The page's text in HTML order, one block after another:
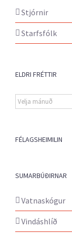
Stjórnir
Starfsfólk
ELDRI FRÉTTIR
Eldri
fréttir
FÉLAGSHEIMILIN
SUMARBÚÐIRNAR
Vatnaskógur
Vindáshlíð